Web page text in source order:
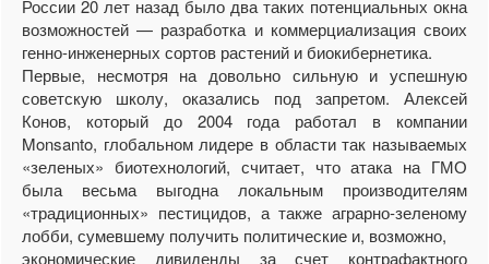
России 20 лет назад было два таких потенциальных окна
возможностей — разработка и коммерциализация своих
генно-инженерных сортов растений и биокибернетика.
Первые, несмотря на довольно сильную и успешную
советскую школу, оказались под запретом. Алексей
Конов, который до 2004 года работал в компании
Monsanto, глобальном лидере в области так называемых
«зеленых» биотехнологий, считает, что атака на ГМО
была весьма выгодна локальным производителям
«традиционных» пестицидов, а также аграрно-зеленому
лобби, сумевшему получить политические и, возможно,
экономические дивиденды за счет контрафактного